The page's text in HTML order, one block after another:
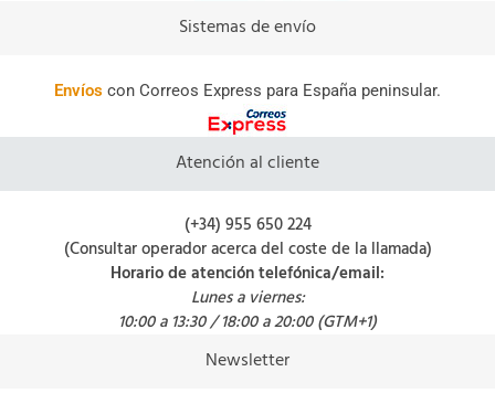
Sistemas de envío
Envíos con Correos Express para España peninsular.
Atención al cliente
(+34) 955 650 224
(Consultar operador acerca del coste de la llamada)
Horario de atención telefónica/email:
Lunes a viernes:
10:00 a 13:30 / 18:00 a 20:00 (GTM+1)
Newsletter